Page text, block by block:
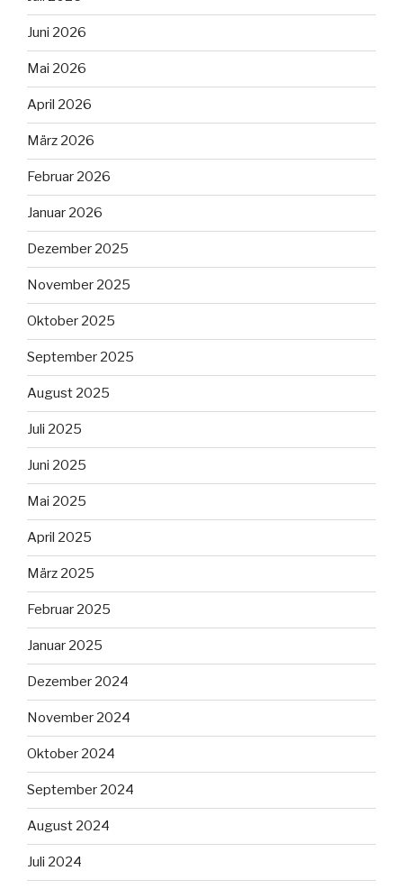
Juni 2026
Mai 2026
April 2026
März 2026
Februar 2026
Januar 2026
Dezember 2025
November 2025
Oktober 2025
September 2025
August 2025
Juli 2025
Juni 2025
Mai 2025
April 2025
März 2025
Februar 2025
Januar 2025
Dezember 2024
November 2024
Oktober 2024
September 2024
August 2024
Juli 2024